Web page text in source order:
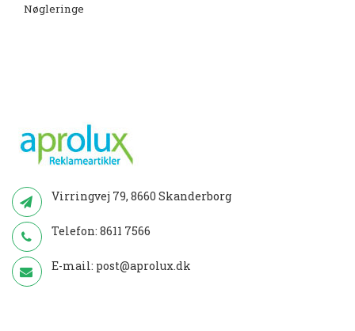
Nøgleringe
Virringvej 79, 8660 Skanderborg
Telefon: 8611 7566
E-mail: post@aprolux.dk